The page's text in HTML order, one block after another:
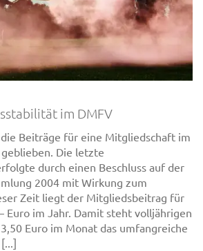
im DMFV
Beiträge für eine Mitgliedschaft im
Die letzte
durch einen Beschluss auf der
2004 mit Wirkung zum
Zeit liegt der Mitgliedsbeitrag für
Euro im Jahr. Damit steht volljährigen
Euro im Monat das umfangreiche